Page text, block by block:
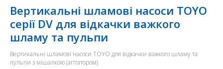
Вертикальні шламові насоси TOYO
серії DV для відкачки важкого
шламу та пульпи
Вертикальні шламові насоси TOYO для відкачки важкого шламу та
пульпи з мішалкою (агітатором)